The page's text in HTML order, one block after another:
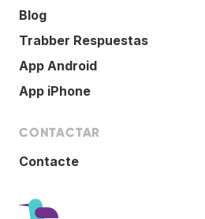
Blog
Trabber Respuestas
App Android
App iPhone
CONTACTAR
Contacte